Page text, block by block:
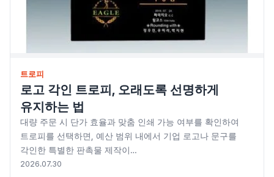
트로피
로고 각인 트로피, 오래도록 선명하게
유지하는 법
대량 주문 시 단가 효율과 맞춤 인쇄 가능 여부를 확인하여
트로피를 선택하면, 예산 범위 내에서 기업 로고나 문구를
각인한 특별한 판촉물 제작이…
2026.07.30